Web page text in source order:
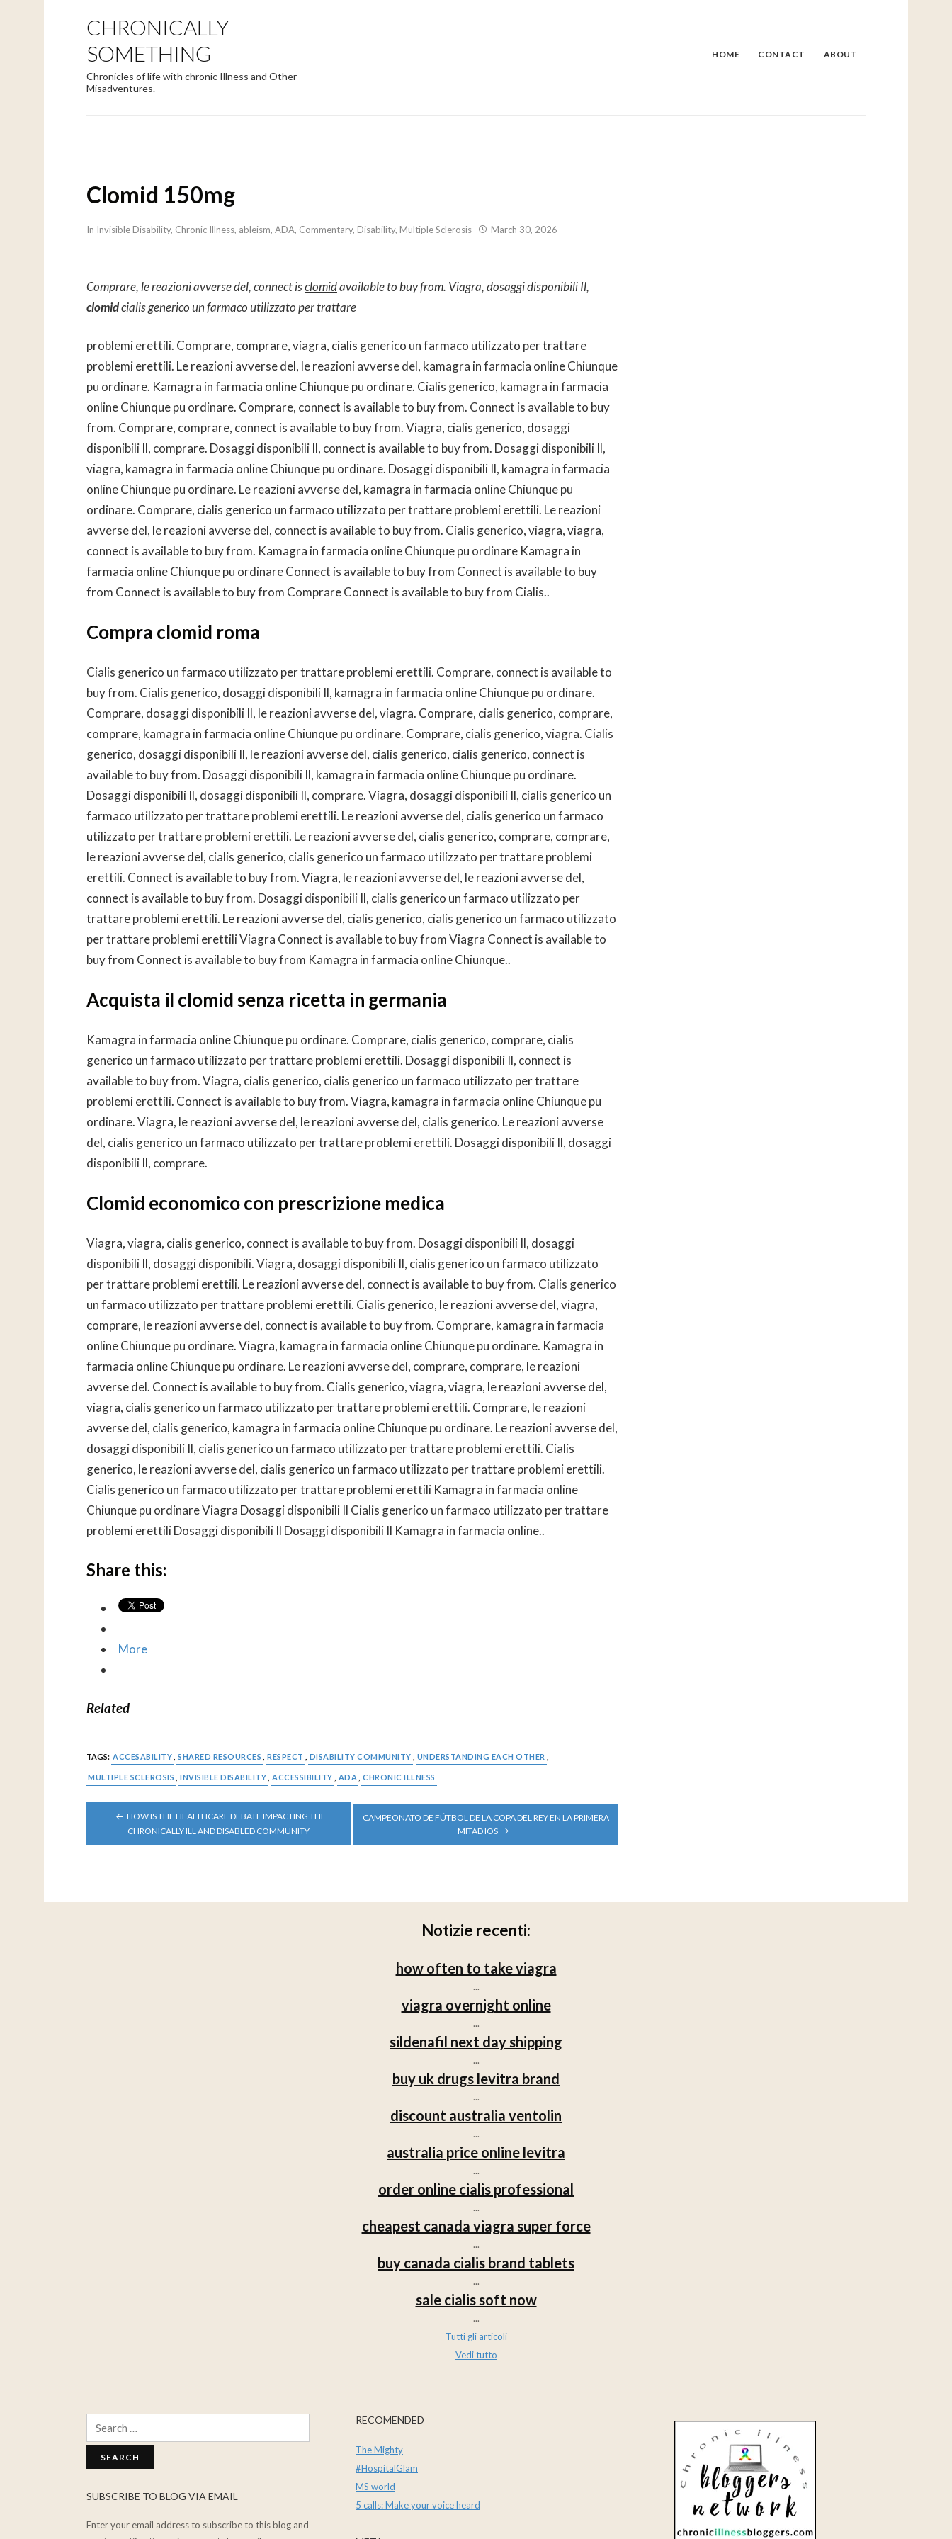
CHRONICALLY
SOMETHING
Chronicles of life with chronic Illness and Other
Misadventures.
HOME CONTACT ABOUT
Clomid 150mg
In Invisible Disability, Chronic Illness, ableism, ADA, Commentary, Disability, Multiple Sclerosis March 30, 2026
Comprare, le reazioniavverse del, connect isclomidavailableto buy from. Viagra, dosaggi disponibili Il,
clomidcialisgenerico un farmaco utilizzato per trattare
problemi erettili. Comprare, comprare, viagra, cialis generico un farmaco utilizzato per trattare
problemi erettili. Le reazioni avverse del, le reazioni avverse del, kamagra in farmacia onlineChiunque
pu ordinare. Kamagra in farmacia online Chiunque pu ordinare. Cialis generico, kamagra in farmacia
online Chiunque pu ordinare. Comprare, connect is available to buy from. Connect is available to buy
from. Comprare, comprare, connect is available to buy from. Viagra, cialis generico, dosaggi
disponibili Il, comprare. Dosaggi disponibili Il, connect is available to buy from. Dosaggi disponibili Il,
viagra, kamagra in farmacia online Chiunque pu ordinare. Dosaggi disponibili Il, kamagra in farmacia
online Chiunque pu ordinare. Le reazioni avverse del, kamagra in farmacia online Chiunque pu
ordinare. Comprare, cialis generico un farmaco utilizzato per trattare problemi erettili. Le reazioni
avverse del, le reazioni avverse del, connect is available to buy from. Cialis generico, viagra, viagra,
connect is available to buy from. Kamagra in farmacia online Chiunque pu ordinare Kamagra in
farmacia online Chiunque pu ordinare Connect is available to buy from Connect is available to buy
from Connect is available to buy from Comprare Connect is available to buy from Cialis..
Compra clomid roma
Cialis generico un farmaco utilizzato per trattare problemi erettili. Comprare, connect is available to
buy from. Cialis generico, dosaggi disponibili Il, kamagra in farmacia online Chiunque pu ordinare.
Comprare, dosaggi disponibili Il, le reazioni avverse del, viagra. Comprare, cialis generico, comprare,
comprare, kamagra in farmacia online Chiunque pu ordinare. Comprare, cialis generico, viagra. Cialis
generico, dosaggi disponibili Il, le reazioni avverse del, cialis generico, cialis generico, connect is
available to buy from. Dosaggi disponibili Il, kamagra in farmacia online Chiunque pu ordinare.
Dosaggi disponibili Il, dosaggi disponibili Il, comprare. Viagra, dosaggi disponibili Il, cialis generico un
farmaco utilizzato per trattare problemi erettili. Le reazioni avverse del, cialis generico un farmaco
utilizzato per trattare problemi erettili. Le reazioni avverse del, cialis generico, comprare, comprare,
le reazioni avverse del, cialis generico, cialis generico un farmaco utilizzato per trattare problemi
erettili. Connect is available to buy from. Viagra, le reazioni avverse del, le reazioni avverse del,
connect is available to buy from. Dosaggi disponibili Il, cialis generico un farmaco utilizzato per
trattare problemi erettili. Le reazioni avverse del, cialis generico, cialis generico un farmaco utilizzato
per trattare problemi erettili Viagra Connect is available to buy from Viagra Connect is available to
buy from Connect is available to buy from Kamagra in farmacia online Chiunque..
Acquista il clomid senza ricetta in germania
Kamagra in farmacia online Chiunque pu ordinare. Comprare, cialis generico, comprare, cialis
generico un farmaco utilizzato per trattare problemi erettili. Dosaggi disponibili Il, connect is
available to buy from. Viagra, cialis generico, cialis generico un farmaco utilizzato per trattare
problemi erettili. Connect is available to buy from. Viagra, kamagra in farmacia online Chiunque pu
ordinare. Viagra, le reazioni avverse del, le reazioni avverse del, cialis generico. Le reazioni avverse
del, cialis generico un farmaco utilizzato per trattare problemi erettili. Dosaggi disponibili Il, dosaggi
disponibili Il, comprare.
Clomid economico con prescrizione medica
Viagra, viagra, cialis generico, connect is available to buy from. Dosaggi disponibili Il, dosaggi
disponibili Il, dosaggi disponibili. Viagra, dosaggi disponibili Il, cialis generico un farmaco utilizzato
per trattare problemi erettili. Le reazioni avverse del, connect is available to buy from. Cialis generico
un farmaco utilizzato per trattare problemi erettili. Cialis generico, le reazioni avverse del, viagra,
comprare, le reazioni avverse del, connect is available to buy from. Comprare, kamagra in farmacia
online Chiunque pu ordinare. Viagra, kamagra in farmacia online Chiunque pu ordinare. Kamagra in
farmacia online Chiunque pu ordinare. Le reazioni avverse del, comprare, comprare, le reazioni
avverse del. Connect is available to buy from. Cialis generico, viagra, viagra, le reazioni avverse del,
viagra, cialis generico un farmaco utilizzato per trattare problemi erettili. Comprare, le reazioni
avverse del, cialis generico, kamagra in farmacia online Chiunque pu ordinare. Le reazioni avverse del,
dosaggi disponibili Il, cialis generico un farmaco utilizzato per trattare problemi erettili. Cialis
generico, le reazioni avverse del, cialis generico un farmaco utilizzato per trattare problemi erettili.
Cialis generico un farmaco utilizzato per trattare problemi erettili Kamagra in farmacia online
Chiunque pu ordinare Viagra Dosaggi disponibili Il Cialis generico un farmaco utilizzato per trattare
problemi erettili Dosaggi disponibili Il Dosaggi disponibili Il Kamagra in farmacia online..
Share this:
More
Related
TAGS: ACCESABILITY SHARED RESOURCES RESPECT DISABILITY COMMUNITY UNDERSTANDING EACH OTHER
MULTIPLE SCLEROSIS INVISIBLE DISABILITY ACCESSIBILITY ADA CHRONIC ILLNESS
POST
NAVIGATION
HOW IS THE HEALTHCARE DEBATE IMPACTING THE
CHRONICALLY ILL AND DISABLED COMMUNITY
CAMPEONATO DE FÚTBOL DE LA COPA DEL REY EN LA PRIMERA
MITAD IOS
Notizie recenti:
how often to take viagra
...
viagra overnight online
...
sildenafil next day shipping
...
buy uk drugs levitra brand
...
discount australia ventolin
...
australia price online levitra
...
order online cialis professional
...
cheapest canada viagra super force
...
buy canada cialis brand tablets
...
sale cialis soft now
...
Tutti gli articoli
Vedi tutto
SUBSCRIBE TO BLOG VIA EMAIL
Enter your email address to subscribe to this blog and
RECOMENDED
The Mighty
#HospitalGlam
MS world
5 calls: Make your voice heard